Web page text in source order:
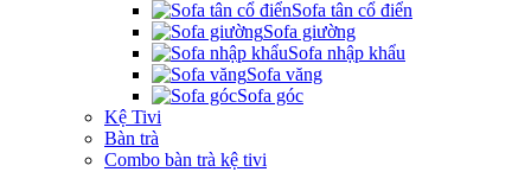
Sofa tân cổ điển
Sofa giường
Sofa nhập khẩu
Sofa văng
Sofa góc
Kệ Tivi
Bàn trà
Combo bàn trà kệ tivi